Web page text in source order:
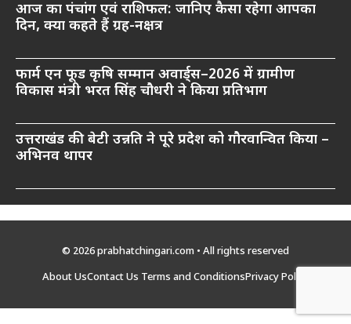
आज का पंचांग एवं राशिफल: जानिए कैसा रहेगा आपका
दिन, क्या कहते हैं ग्रह-नक्षत्र
फार्म एन फूड कृषि सम्मान अवार्ड्स–2026 में ग्रामीण
विकास मंत्री भरत सिंह चौधरी ने किया प्रतिभाग
उत्तराखंड की बेटी उन्नति ने पूरे प्रदेश को गौरवान्वित किया –
अभिनव थापर
© 2026 prabhatchingari.com • All rights reserved
About UsContact Us Terms and ConditionsPrivacy Policy